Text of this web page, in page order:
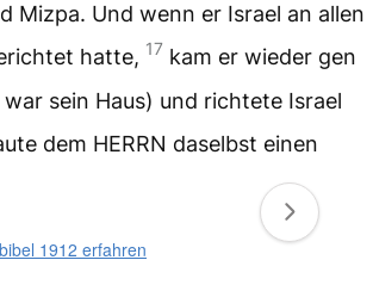
Mizpa. Und wenn er Israel an allen
hatte, 17 kam er wieder gen
sein Haus) und richtete Israel
dem HERRN daselbst einen
1912 erfahren